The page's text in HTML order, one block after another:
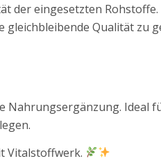
der eingesetzten
Qualität zu
Ideal
Vitalstoffwerk.